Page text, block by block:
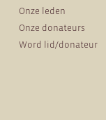
Onze leden
Onze donateurs
Word lid/donateur